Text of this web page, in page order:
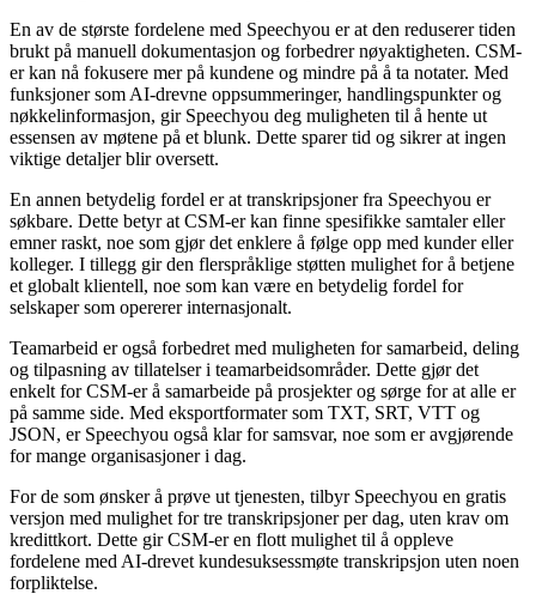
En av de største fordelene med Speechyou er at den reduserer tiden
brukt på manuell dokumentasjon og forbedrer nøyaktigheten. CSM-
er kan nå fokusere mer på kundene og mindre på å ta notater. Med
funksjoner som AI-drevne oppsummeringer, handlingspunkter og
nøkkelinformasjon, gir Speechyou deg muligheten til å hente ut
essensen av møtene på et blunk. Dette sparer tid og sikrer at ingen
viktige detaljer blir oversett.
En annen betydelig fordel er at transkripsjoner fra Speechyou er
søkbare. Dette betyr at CSM-er kan finne spesifikke samtaler eller
emner raskt, noe som gjør det enklere å følge opp med kunder eller
kolleger. I tillegg gir den flerspråklige støtten mulighet for å betjene
et globalt klientell, noe som kan være en betydelig fordel for
selskaper som opererer internasjonalt.
Teamarbeid er også forbedret med muligheten for samarbeid, deling
og tilpasning av tillatelser i teamarbeidsområder. Dette gjør det
enkelt for CSM-er å samarbeide på prosjekter og sørge for at alle er
på samme side. Med eksportformater som TXT, SRT, VTT og
JSON, er Speechyou også klar for samsvar, noe som er avgjørende
for mange organisasjoner i dag.
For de som ønsker å prøve ut tjenesten, tilbyr Speechyou en gratis
versjon med mulighet for tre transkripsjoner per dag, uten krav om
kredittkort. Dette gir CSM-er en flott mulighet til å oppleve
fordelene med AI-drevet kundesuksessmøte transkripsjon uten noen
forpliktelse.